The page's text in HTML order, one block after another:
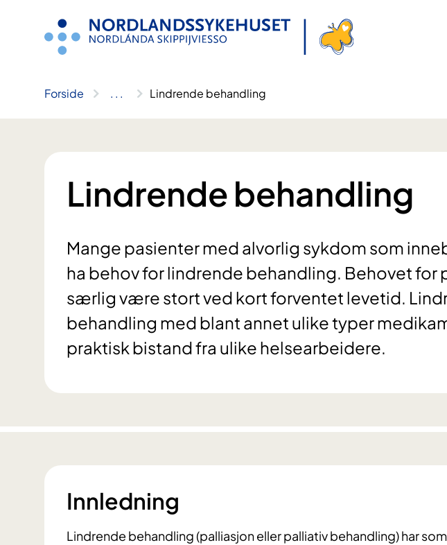
Forside .. . Lindrende behandling
Lindrende behandling
Mange pasienter med alvorlig sykdom som
ha behov for lindrende behandling. Behovet for
særlig være stort ved kort forventet levetid.
behandling med blant annet ulike typer
praktisk bistand fra ulike helsearbeidere.
Innledning
Lindrende behandling (palliasjon eller palliativ behandling) har